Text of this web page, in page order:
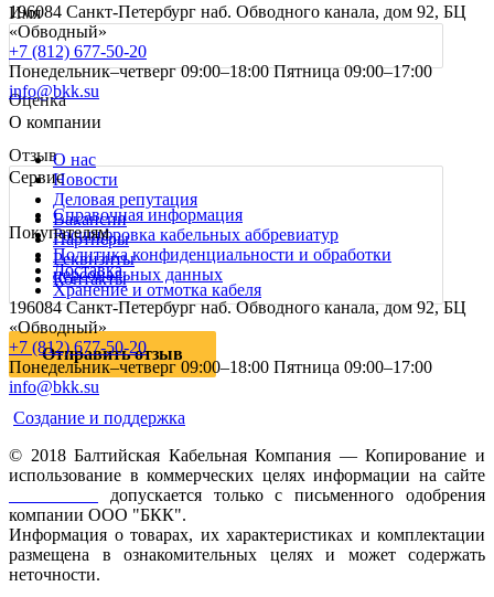
Имя
Оценка
Отзыв
Отправить отзыв
196084 Санкт-Петербург наб. Обводного канала, дом 92, БЦ
«Обводный»
+7 (812) 677-50-20
Понедельник–четверг 09:00–18:00 Пятница 09:00–17:00
info@bkk.su
О компании
О нас
Новости
Деловая репутация
Вакансии
Партнеры
Реквизиты
Контакты
Сервис
Справочная информация
Расшифровка кабельных аббревиатур
Политика конфиденциальности и обработки
персональных данных
Покупателям
Доставка
Хранение и отмотка кабеля
196084 Санкт-Петербург наб. Обводного канала, дом 92, БЦ
«Обводный»
+7 (812) 677-50-20
Понедельник–четверг 09:00–18:00 Пятница 09:00–17:00
info@bkk.su
Создание и поддержка
© 2018 Балтийская Кабельная Компания — Копирование и
использование в коммерческих целях информации на сайте
допускается только с письменного одобрения
компании ООО "БКК".
Информация о товарах, их характеристиках и комплектации
размещена в ознакомительных целях и может содержать
неточности.